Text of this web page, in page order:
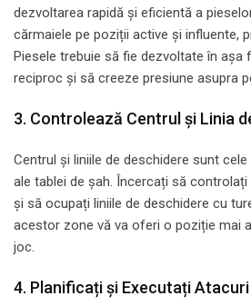
dezvoltarea rapidă și eficientă a
cărmaiele pe poziții active și influente,
Piesele trebuie să fie dezvoltate în așa
reciproc și să creeze presiune asupra
3. Controlează Centrul și Linia
Centrul și liniile de deschidere sunt
ale tablei de șah. Încercați să
și să ocupați liniile de deschidere cu
acestor zone vă va oferi o poziție mai
joc.
4. Planificați și Executați